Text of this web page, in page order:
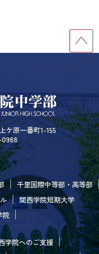
ケ原一番町1-155
千里国際中等部・高等部
関西学院短期大学
院
学院へのご支援